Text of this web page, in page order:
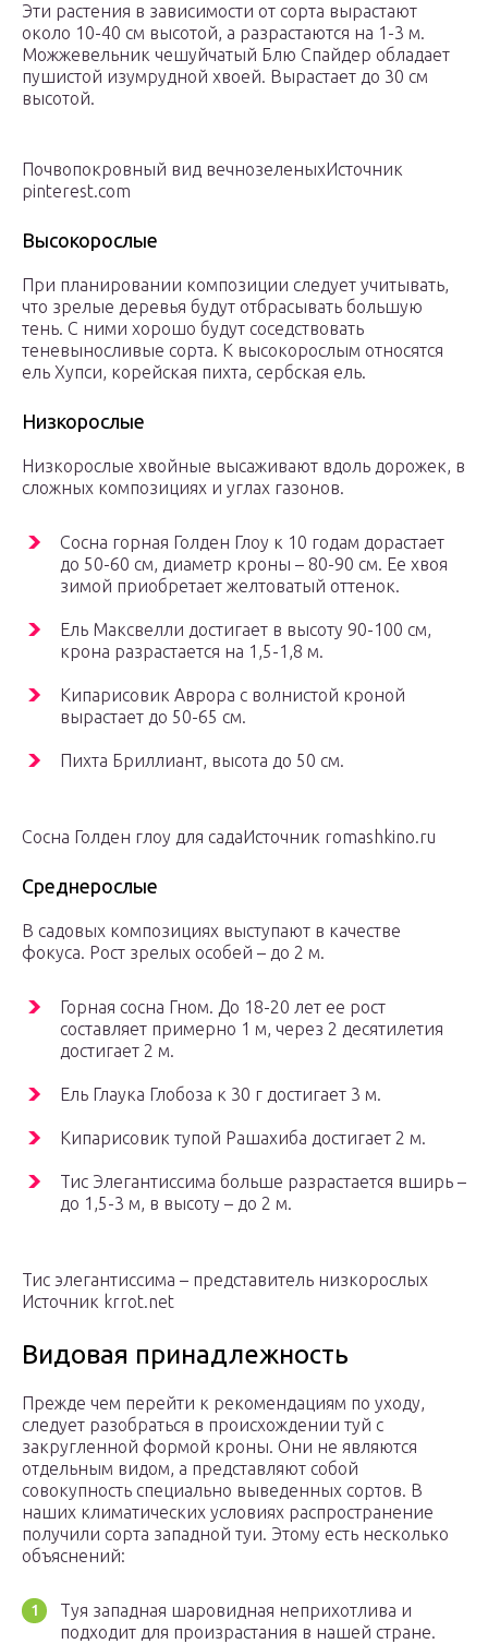
Эти растения в зависимости от сорта вырастают
около 10-40 см высотой, а разрастаются на 1-3 м.
Можжевельник чешуйчатый Блю Спайдер обладает
пушистой изумрудной хвоей. Вырастает до 30 см
высотой.
Почвопокровный вид вечнозеленыхИсточник
pinterest.com
Высокорослые
При планировании композиции следует учитывать,
что зрелые деревья будут отбрасывать большую
тень. С ними хорошо будут соседствовать
теневыносливые сорта. К высокорослым относятся
ель Хупси, корейская пихта, сербская ель.
Низкорослые
Низкорослые хвойные высаживают вдоль дорожек, в
сложных композициях и углах газонов.
Сосна горная Голден Глоу к 10 годам дорастает
до 50-60 см, диаметр кроны – 80-90 см. Ее хвоя
зимой приобретает желтоватый оттенок.
Ель Максвелли достигает в высоту 90-100 см,
крона разрастается на 1,5-1,8 м.
Кипарисовик Аврора с волнистой кроной
вырастает до 50-65 см.
Пихта Бриллиант, высота до 50 см.
Сосна Голден глоу для садаИсточник romashkino.ru
Среднерослые
В садовых композициях выступают в качестве
фокуса. Рост зрелых особей – до 2 м.
Горная сосна Гном. До 18-20 лет ее рост
составляет примерно 1 м, через 2 десятилетия
достигает 2 м.
Ель Глаука Глобоза к 30 г достигает 3 м.
Кипарисовик тупой Рашахиба достигает 2 м.
Тис Элегантиссима больше разрастается вширь –
до 1,5-3 м, в высоту – до 2 м.
Тис элегантиссима – представитель низкорослых
Источник krrot.net
Видовая принадлежность
Прежде чем перейти к рекомендациям по уходу,
следует разобраться в происхождении туй с
закругленной формой кроны. Они не являются
отдельным видом, а представляют собой
совокупность специально выведенных сортов. В
наших климатических условиях распространение
получили сорта западной туи. Этому есть несколько
объяснений:
Туя западная шаровидная неприхотлива и
подходит для произрастания в нашей стране.